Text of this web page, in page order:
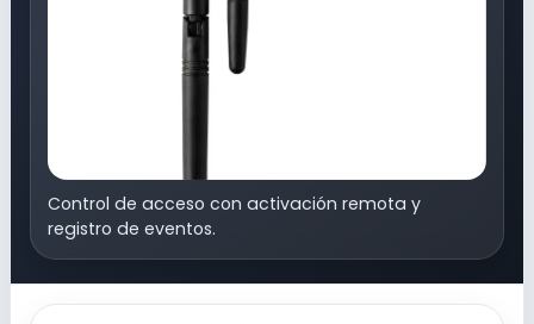
Control de acceso con activación remota y
registro de eventos.